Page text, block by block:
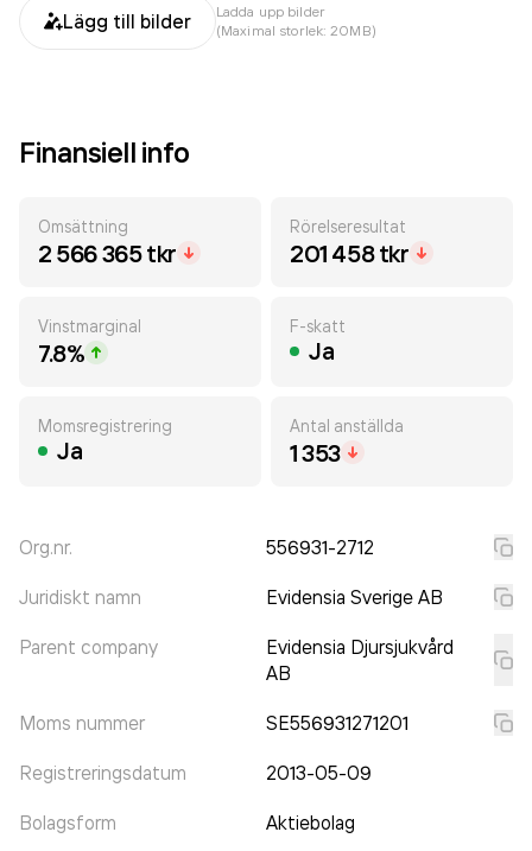
Lägg till bilder
Ladda upp bilder
(Maximal storlek: 20MB)
Finansiell info
Omsättning
2 566 365 tkr
Rörelseresultat
201 458 tkr
Vinstmarginal
7.8%
F-skatt
Ja
Momsregistrering
Ja
Antal anställda
1 353
Org.nr. 556931-2712
Juridiskt namn Evidensia Sverige AB
Parent company
Evidensia Djursjukvård
AB
Moms nummer SE556931271201
Registreringsdatum 2013-05-09
Bolagsform Aktiebolag